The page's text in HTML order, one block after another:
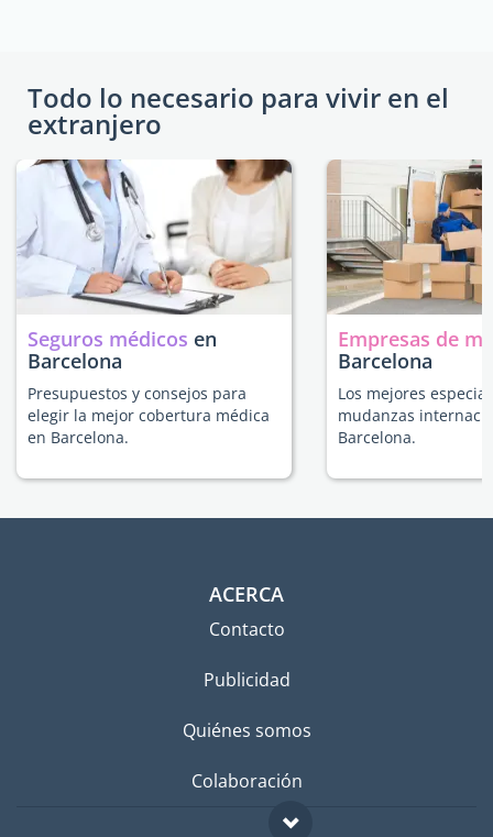
Todo lo necesario para vivir en el
extranjero
Seguros médicos en
Barcelona
Presupuestos y consejos para
elegir la mejor cobertura médica
en Barcelona.
Empresas de
Barcelona
Los mejores
mudanzas
Barcelona.
ACERCA
Contacto
Publicidad
Quiénes somos
Colaboración